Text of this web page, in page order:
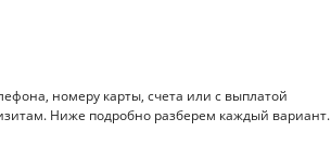
номеру карты, счета или с выплатой
Ниже подробно разберем каждый вариант.